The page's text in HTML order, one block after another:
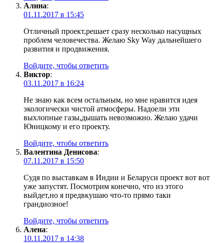
Алина:
01.11.2017 в 15:45
Отличный проект,решает сразу несколько насущных
проблем человечества. Желаю Sky Way дальнейшего
развития и продвижения.
Войдите, чтобы ответить
Виктор:
03.11.2017 в 16:24
Не знаю как всем остальным, но мне нравится идея
экологически чистой атмосферы. Надоели эти
выхлопные газы,дышать невозможно. Желаю удачи
Юницкому и его проекту.
Войдите, чтобы ответить
Валентина Денисова:
07.11.2017 в 15:50
Судя по выставкам в Индии и Беларуси проект вот вот
уже запустят. Посмотрим конечно, что из этого
выйдет,но я предвкушаю что-то прямо таки
грандиозное!
Войдите, чтобы ответить
Алена:
10.11.2017 в 14:38